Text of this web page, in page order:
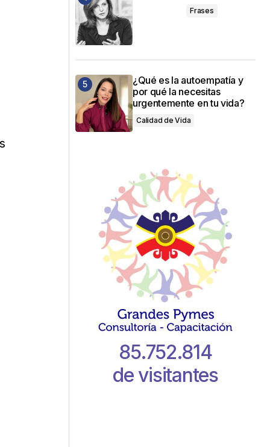
Frases
¿Qué es la autoempatía y
por qué la necesitas
urgentemente en tu vida?
Calidad de Vida
85.752.814
de visitantes